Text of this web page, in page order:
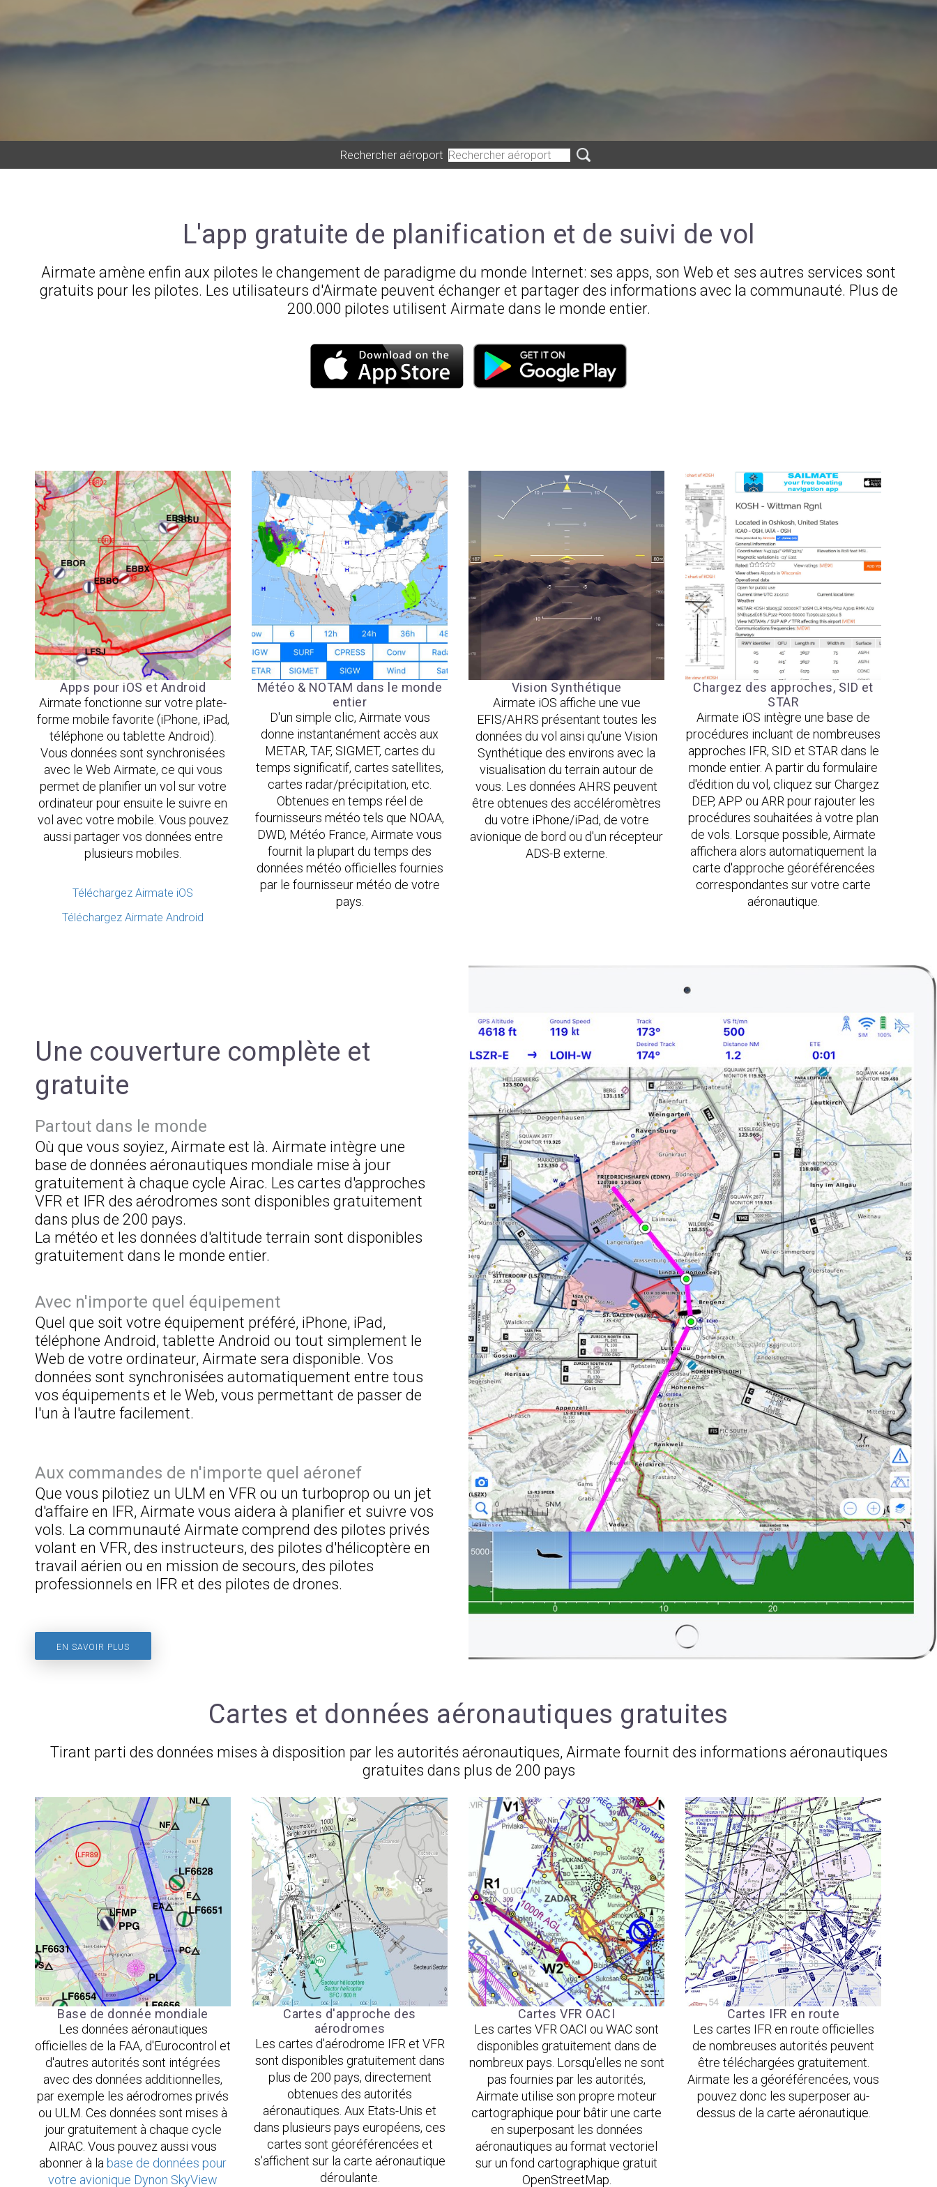
Rechercher aéroport
L'app gratuite de planification et de suivi de vol
Airmate amène enfin aux pilotes le changement de paradigme du monde Internet: ses apps, son Web et ses autres services sont
gratuits pour les pilotes. Les utilisateurs d'Airmate peuvent échanger et partager des informations avec la communauté. Plus de
200.000 pilotes utilisent Airmate dans le monde entier.
Apps pour iOS et Android
Airmate fonctionne sur votre plate-
forme mobile favorite (iPhone, iPad,
téléphone ou tablette Android).
Vous données sont synchronisées
avec le Web Airmate, ce qui vous
permet de planifier un vol sur votre
ordinateur pour ensuite le suivre en
vol avec votre mobile. Vous pouvez
aussi partager vos données entre
plusieurs mobiles.
Téléchargez Airmate iOS
Téléchargez Airmate Android
Météo & NOTAM dans le monde
entier
D'un simple clic, Airmate vous
donne instantanément accès aux
METAR, TAF, SIGMET, cartes du
temps significatif, cartes satellites,
cartes radar/précipitation, etc.
Obtenues en temps réel de
fournisseurs météo tels que NOAA,
DWD, Météo France, Airmate vous
fournit la plupart du temps des
données météo officielles fournies
par le fournisseur météo de votre
pays.
Vision Synthétique
Airmate iOS affiche une vue
EFIS/AHRS présentant toutes les
données du vol ainsi qu'une Vision
Synthétique des environs avec la
visualisation du terrain autour de
vous. Les données AHRS peuvent
être obtenues des accéléromètres
du votre iPhone/iPad, de votre
avionique de bord ou d'un récepteur
ADS-B externe.
Chargez des approches, SID et
STAR
Airmate iOS intègre une base de
procédures incluant de nombreuses
approches IFR, SID et STAR dans le
monde entier. A partir du formulaire
d'édition du vol, cliquez sur Chargez
DEP, APP ou ARR pour rajouter les
procédures souhaitées à votre plan
de vols. Lorsque possible, Airmate
affichera alors automatiquement la
carte d'approche géoréférencées
correspondantes sur votre carte
aéronautique.
Une couverture complète et
gratuite
Partout dans le monde
Où que vous soyiez, Airmate est là. Airmate intègre une
base de données aéronautiques mondiale mise à jour
gratuitement à chaque cycle Airac. Les cartes d'approches
VFR et IFR des aérodromes sont disponibles gratuitement
dans plus de 200 pays.
La météo et les données d'altitude terrain sont disponibles
gratuitement dans le monde entier.
Avec n'importe quel équipement
Quel que soit votre équipement préféré, iPhone, iPad,
téléphone Android, tablette Android ou tout simplement le
Web de votre ordinateur, Airmate sera disponible. Vos
données sont synchronisées automatiquement entre tous
vos équipements et le Web, vous permettant de passer de
l'un à l'autre facilement.
Aux commandes de n'importe quel aéronef
Que vous pilotiez un ULM en VFR ou un turboprop ou un jet
d'affaire en IFR, Airmate vous aidera à planifier et suivre vos
vols. La communauté Airmate comprend des pilotes privés
volant en VFR, des instructeurs, des pilotes d'hélicoptère en
travail aérien ou en mission de secours, des pilotes
professionnels en IFR et des pilotes de drones.
EN SAVOIR PLUS
Cartes et données aéronautiques gratuites
Tirant parti des données mises à disposition par les autorités aéronautiques, Airmate fournit des informations aéronautiques
gratuites dans plus de 200 pays
Base de donnée mondiale
Les données aéronautiques
officielles de la FAA, d'Eurocontrol et
d'autres autorités sont intégrées
avec des données additionnelles,
par exemple les aérodromes privés
ou ULM. Ces données sont mises à
jour gratuitement à chaque cycle
AIRAC. Vous pouvez aussi vous
abonner à la base de données pour
votre avionique Dynon SkyView
Cartes d'approche des
aérodromes
Les cartes d'aérodrome IFR et VFR
sont disponibles gratuitement dans
plus de 200 pays, directement
obtenues des autorités
aéronautiques. Aux Etats-Unis et
dans plusieurs pays européens, ces
cartes sont géoréférencées et
s'affichent sur la carte aéronautique
déroulante.
Cartes VFR OACI
Les cartes VFR OACI ou WAC sont
disponibles gratuitement dans de
nombreux pays. Lorsqu'elles ne sont
pas fournies par les autorités,
Airmate utilise son propre moteur
cartographique pour bâtir une carte
en superposant les données
aéronautiques au format vectoriel
sur un fond cartographique gratuit
OpenStreetMap.
Cartes IFR en route
Les cartes IFR en route officielles
de nombreuses autorités peuvent
être téléchargées gratuitement.
Airmate les a géoréférencées, vous
pouvez donc les superposer au-
dessus de la carte aéronautique.